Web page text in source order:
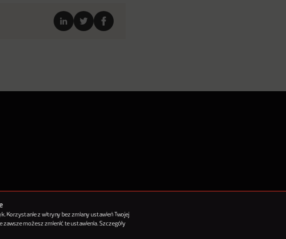
Korzystanie z witryny bez zmiany ustawień Twojej
zawsze możesz zmienić te ustawienia. Szczegóły
Kanał RSS
Sp. z o.o.